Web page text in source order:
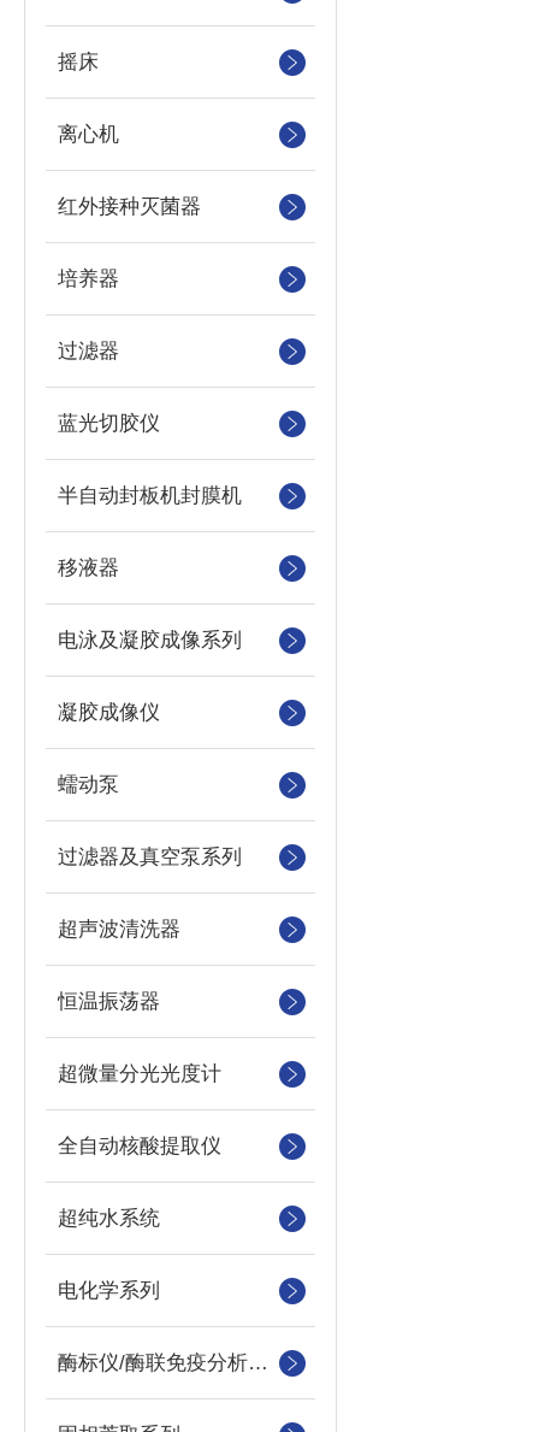
摇床
离心机
红外接种灭菌器
培养器
过滤器
蓝光切胶仪
半自动封板机封膜机
移液器
电泳及凝胶成像系列
凝胶成像仪
蠕动泵
过滤器及真空泵系列
超声波清洗器
恒温振荡器
超微量分光光度计
全自动核酸提取仪
超纯水系统
电化学系列
酶标仪/酶联免疫分析仪及洗板机